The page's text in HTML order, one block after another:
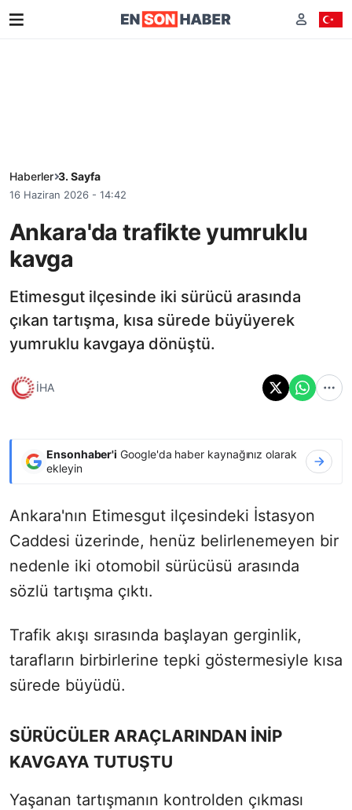
Haberler 3. Sayfa
16 Haziran 2026 - 14:42
Ankara'da trafikte yumruklu
kavga
Etimesgut ilçesinde iki sürücü arasında
çıkan tartışma, kısa sürede büyüyerek
yumruklu kavgaya dönüştü.
İHA
Ensonhaber'i Google'da haber kaynağınız olarak
ekleyin
Ankara'nın Etimesgut ilçesindeki İstasyon
Caddesi üzerinde, henüz belirlenemeyen bir
nedenle iki otomobil sürücüsü arasında
sözlü tartışma çıktı.
Trafik akışı sırasında başlayan gerginlik,
tarafların birbirlerine tepki göstermesiyle kısa
sürede büyüdü.
SÜRÜCÜLER ARAÇLARINDAN İNİP
KAVGAYA TUTUŞTU
Yaşanan tartışmanın kontrolden çıkması